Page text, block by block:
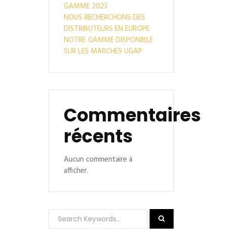
GAMME 2023
NOUS RECHERCHONS DES
DISTRIBUTEURS EN EUROPE
NOTRE GAMME DISPONIBLE
SUR LES MARCHES UGAP
Commentaires
récents
Aucun commentaire à
afficher.